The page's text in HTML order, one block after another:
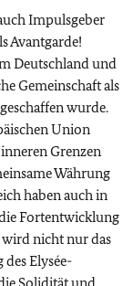
Impulsgeber
Avantgarde!
Deutschland und
Gemeinschaft als
wurde.
Union
Grenzen
Währung
haben auch in
Fortentwicklung
wird nicht nur das
des Elysée-